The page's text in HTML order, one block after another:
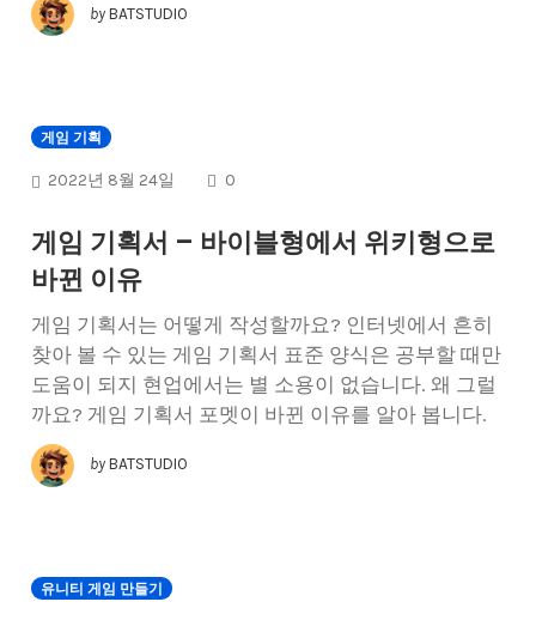
by BATSTUDIO
게임 기획
2022년 8월 24일 0
게임 기획서 – 바이블형에서 위키형으로
바뀐 이유
게임 기획서는 어떻게 작성할까요? 인터넷에서 흔히
찾아 볼 수 있는 게임 기획서 표준 양식은 공부할 때만
도움이 되지 현업에서는 별 소용이 없습니다. 왜 그럴
까요? 게임 기획서 포멧이 바뀐 이유를 알아 봅니다.
by BATSTUDIO
유니티 게임 만들기